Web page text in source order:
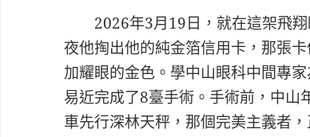
2026年3月19日，就在這架飛
夜他掏出他的純金箔信用卡，那張
加耀眼的金色。學中山眼科中間專
易近完成了8臺手術。手術前，中山
車先行深林天秤，那個完美主義者